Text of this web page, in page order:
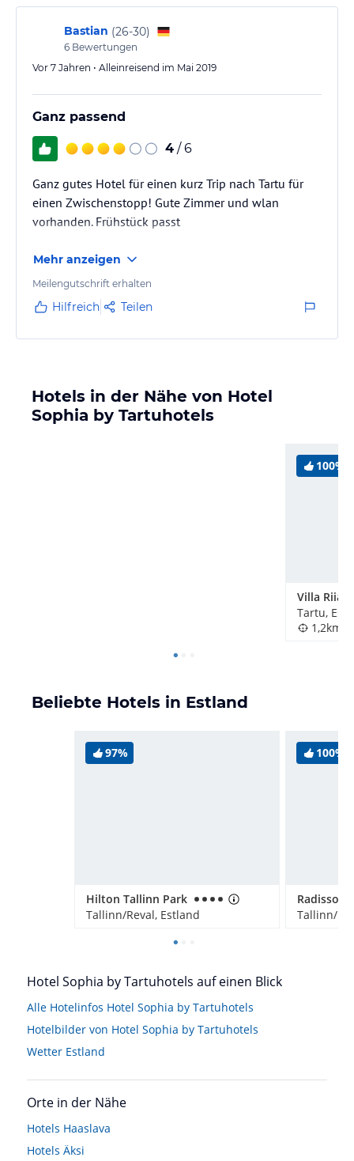
Bastian (26-30)
6 Bewertungen
Vor 7 Jahren • Alleinreisend im Mai 2019
Ganz passend
4 / 6
Ganz gutes Hotel für einen kurz Trip nach Tartu für
einen Zwischenstopp! Gute Zimmer und wlan
vorhanden. Frühstück passt
Mehr anzeigen
Meilengutschrift erhalten
Hilfreich Teilen
Hotels in der Nähe von Hotel
Sophia by Tartuhotels
100%
Villa Riia
Tartu,
1,2km
Beliebte Hotels in Estland
97%
Hilton Tallinn Park
Tallinn/Reval, Estland
100%
Tallinn/
Hotel Sophia by Tartuhotels auf einen Blick
Alle Hotelinfos Hotel Sophia by Tartuhotels
Hotelbilder von Hotel Sophia by Tartuhotels
Wetter Estland
Orte in der Nähe
Hotels Haaslava
Hotels Äksi